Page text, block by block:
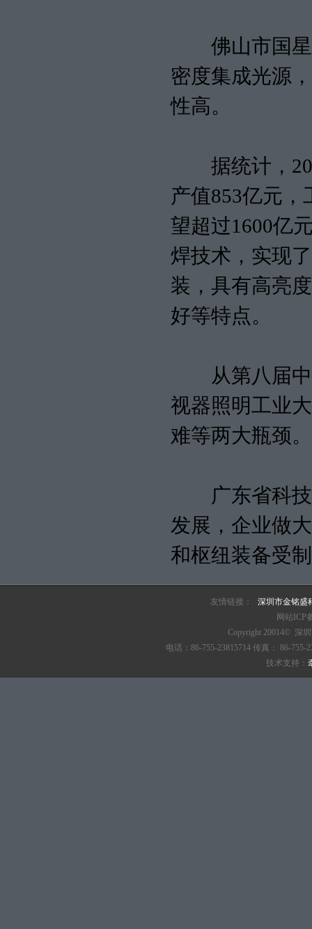
佛山市国星
密度集成光源
性高。
据统计，
产值853亿元，
望超过1600亿
焊技术，实现
装，具有高亮
好等特点。
从第八届中
视器照明工业
难等两大瓶颈。
广东省科技
发展，企业做
和枢纽装备受
友情链接：
深圳市金铭盛
网站ICP
Copyright 20014© 深
电话：86-755-23815714 传真： 86-
技术支持：